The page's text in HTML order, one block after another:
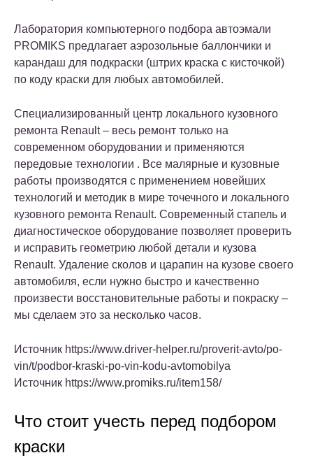
Лаборатория компьютерного подбора автоэмали
PROMIKS предлагает аэрозольные баллончики и
карандаш для подкраски (штрих краска с кисточкой)
по коду краски для любых автомобилей.
Специализированный центр локального кузовного
ремонта Renault – весь ремонт только на
современном оборудовании и применяются
передовые технологии . Все малярные и кузовные
работы производятся с применением новейших
технологий и методик в мире точечного и локального
кузовного ремонта Renault. Современный стапель и
диагностическое оборудование позволяет проверить
и исправить геометрию любой детали и кузова
Renault. Удаление сколов и царапин на кузове своего
автомобиля, если нужно быстро и качественно
произвести восстановительные работы и покраску –
мы сделаем это за несколько часов.
Источник https://www.driver-helper.ru/proverit-avto/po-
vin/t/podbor-kraski-po-vin-kodu-avtomobilya
Источник https://www.promiks.ru/item158/
Что стоит учесть перед подбором
краски